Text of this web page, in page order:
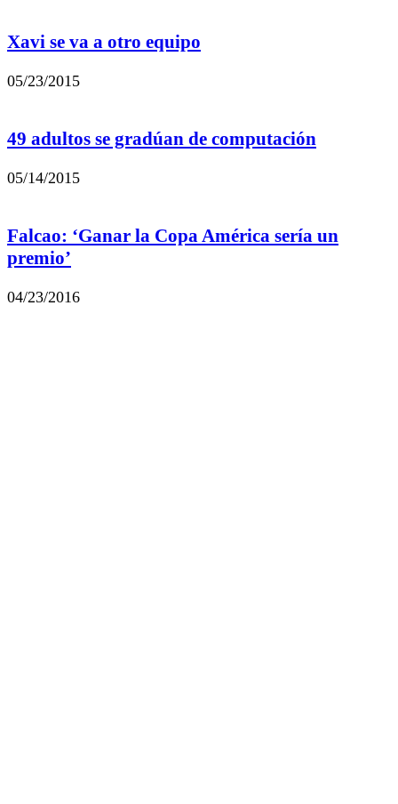
Xavi se va a otro equipo
05/23/2015
49 adultos se gradúan de computación
05/14/2015
Falcao: ‘Ganar la Copa América sería un
premio’
04/23/2016